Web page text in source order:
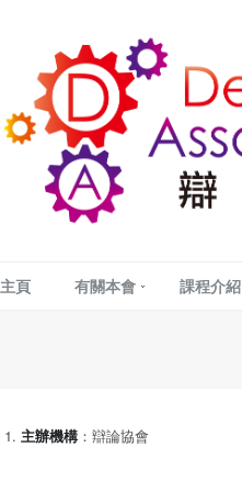
主頁 有關本會 課程介紹
主辦機構：辯論協會